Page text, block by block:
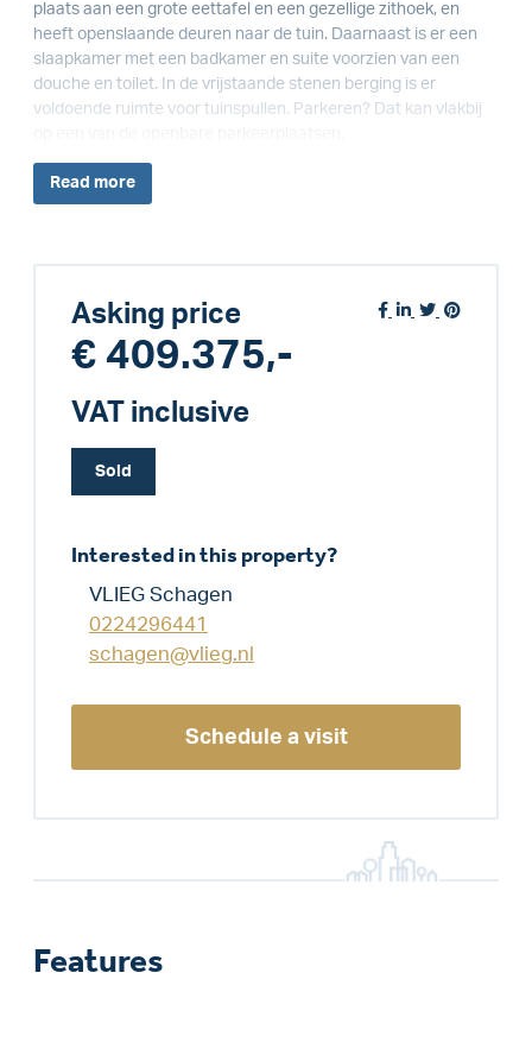
plaats aan een grote eettafel en een gezellige zithoek, en
heeft openslaande deuren naar de tuin. Daarnaast is er een
slaapkamer met een badkamer en suite voorzien van een
douche en toilet. In de vrijstaande stenen berging is er
voldoende ruimte voor tuinspullen. Parkeren? Dat kan vlakbij
Read more
Asking price
€ 409.375,-
VAT inclusive
Sold
Interested in this property?
VLIEG Schagen
0224296441
schagen@vlieg.nl
Schedule a visit
Features